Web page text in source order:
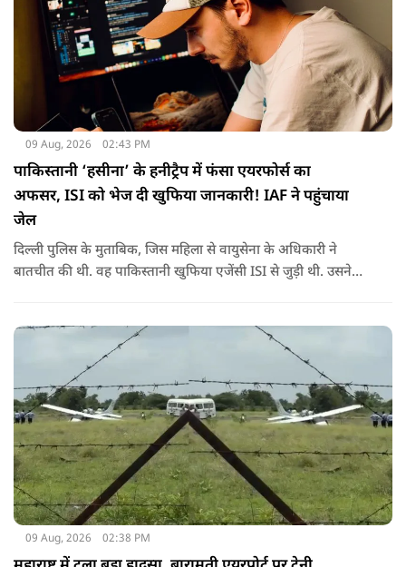
09 Aug, 2026 02:43 PM
पाकिस्तानी ‘हसीना’ के हनीट्रैप में फंसा एयरफोर्स का
अफसर, ISI को भेज दी खुफिया जानकारी! IAF ने पहुंचाया
जेल
दिल्ली पुलिस के मुताबिक, जिस महिला से वायुसेना के अधिकारी ने
बातचीत की थी. वह पाकिस्तानी खुफिया एजेंसी ISI से जुड़ी थी. उसने
09 Aug, 2026 02:38 PM